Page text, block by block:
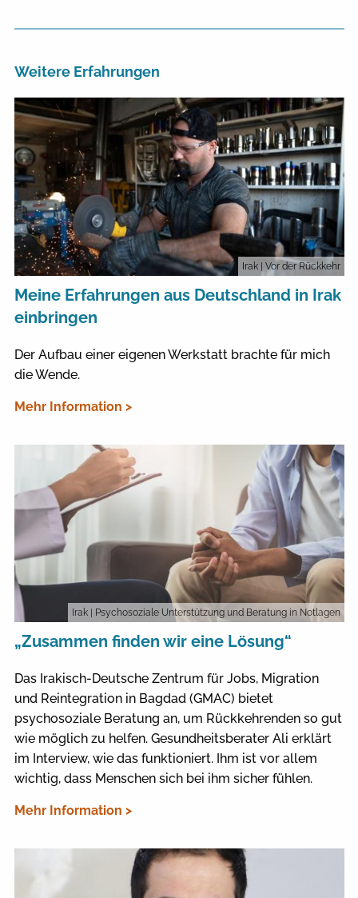
Weitere Erfahrungen
Irak | Vor der Rückkehr
Meine Erfahrungen aus Deutschland in Irak
einbringen
Der Aufbau einer eigenen Werkstatt brachte für mich
die Wende.
Mehr Information >
Irak | Psychosoziale Unterstützung und Beratung in Notlagen
„Zusammen finden wir eine Lösung“
Das Irakisch-Deutsche Zentrum für Jobs, Migration
und Reintegration in Bagdad (GMAC) bietet
psychosoziale Beratung an, um Rückkehrenden so gut
wie möglich zu helfen. Gesundheitsberater Ali erklärt
im Interview, wie das funktioniert. Ihm ist vor allem
wichtig, dass Menschen sich bei ihm sicher fühlen.
Mehr Information >